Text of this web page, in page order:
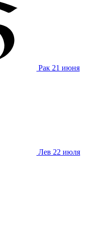
Рак 21 июня
Лев 22 июля